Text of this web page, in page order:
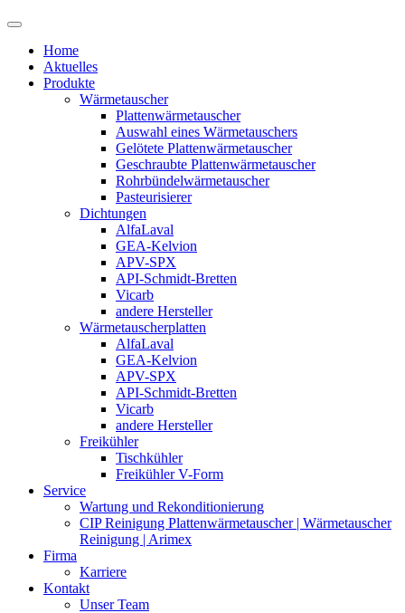
Home
Aktuelles
Produkte
Wärmetauscher
Plattenwärmetauscher
Auswahl eines Wärmetauschers
Gelötete Plattenwärmetauscher
Geschraubte Plattenwärmetauscher
Rohrbündelwärmetauscher
Pasteurisierer
Dichtungen
AlfaLaval
GEA-Kelvion
APV-SPX
API-Schmidt-Bretten
Vicarb
andere Hersteller
Wärmetauscherplatten
AlfaLaval
GEA-Kelvion
APV-SPX
API-Schmidt-Bretten
Vicarb
andere Hersteller
Freikühler
Tischkühler
Freikühler V-Form
Service
Wartung und Rekonditionierung
CIP Reinigung Plattenwärmetauscher | Wärmetauscher
Reinigung | Arimex
Firma
Karriere
Kontakt
Unser Team